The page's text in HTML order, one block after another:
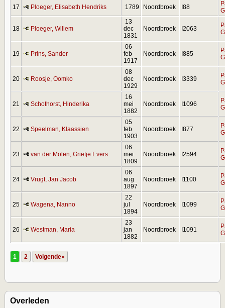
17 Ploeger, Elisabeth Hendriks 1789 Noordbroek I88
18 Ploeger, Willem
13
dec
1831
Noordbroek I2063
19 Prins, Sander
06
feb
1917
Noordbroek I885
20 Roosje, Oomko
08
dec
1929
Noordbroek I3339
21 Schothorst, Hinderika
16
mei
1882
Noordbroek I1096
22 Speelman, Klaassien
05
feb
1903
Noordbroek I877
23 van der Molen, Grietje Evers
06
mei
1809
Noordbroek I2594
24 Vrugt, Jan Jacob
06
aug
1897
Noordbroek I1100
25 Wagena, Nanno
22
jul
1894
Noordbroek I1099
26 Westman, Maria
23
jan
1882
Noordbroek I1091
1 2 Volgende»
Overleden